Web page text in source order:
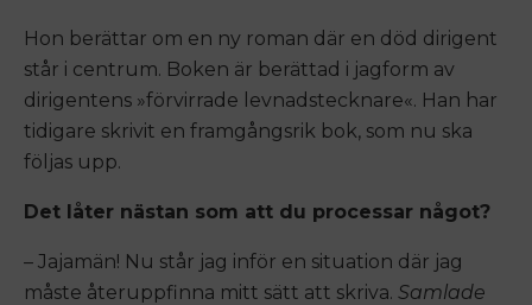
Hon berättar om en ny roman där en död dirigent
står i centrum. Boken är berättad i jagform av
dirigentens »förvirrade levnadstecknare«. Han har
tidigare skrivit en framgångsrik bok, som nu ska
följas upp.
Det låter nästan som att du processar något?
– Jajamän! Nu står jag inför en situation där jag
måste återuppfinna mitt sätt att skriva. Samlade